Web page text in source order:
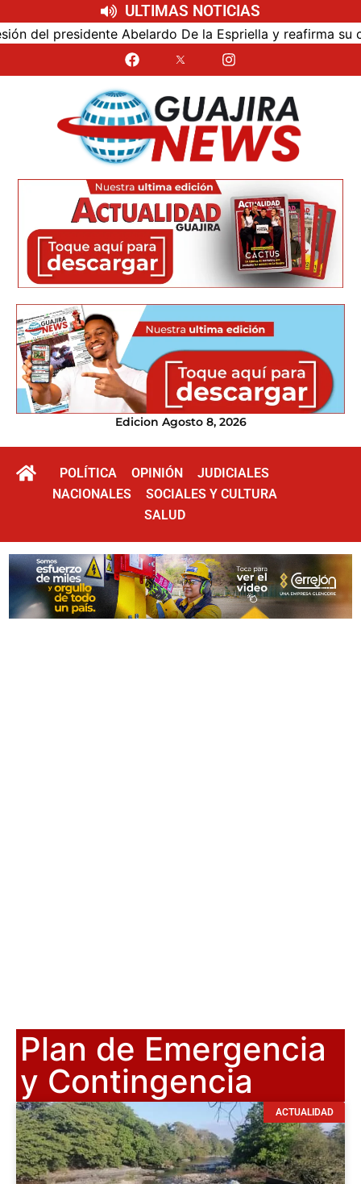
ULTIMAS NOTICIAS
presidente Abelardo De la Espriella y reafirma su
Edicion Agosto 8, 2026
POLÍTICA OPINIÓN
JUDICIALES
NACIONALES
SOCIALES Y CULTURA
SALUD
Plan de Emergencia
y Contingencia
ACTUALIDAD